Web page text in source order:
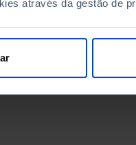
através da gestão de
DATA DE